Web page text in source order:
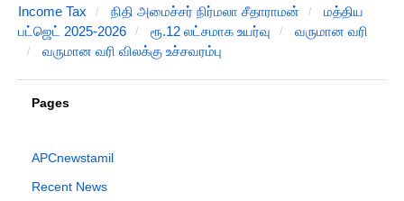
Income Tax
நிதி அமைச்சர் நிர்மலா சீதாராமன்
மத்திய
பட்ஜெட் 2025-2026
ரூ.12 லட்சமாக உயர்வு
வருமான வரி
வருமான வரி விலக்கு உச்சவரம்பு
Pages
APCnewstamil
Recent News